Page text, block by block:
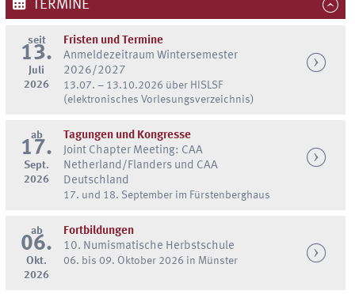
TERMINE
seit
13.
Juli
2026
Fristen und Termine
Anmeldezeitraum Wintersemester
2026/2027
13.07. – 13.10.2026 über HISLSF
(elektronisches Vorlesungsverzeichnis)
ab
17.
Sept.
2026
Tagungen und Kongresse
Joint Chapter Meeting: CAA
Netherland/Flanders und CAA
Deutschland
17. und 18. September im Fürstenberghaus
ab
06.
Okt.
2026
Fortbildungen
10. Numismatische Herbstschule
06. bis 09. Oktober 2026 in Münster